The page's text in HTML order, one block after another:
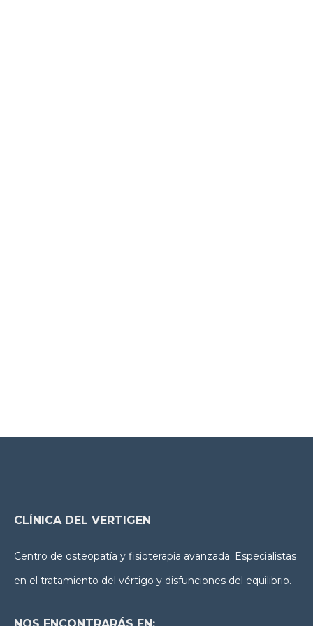
CLÍNICA DEL VERTIGEN
Centro de osteopatía y fisioterapia avanzada. Especialistas
en el tratamiento del vértigo y disfunciones del equilibrio.